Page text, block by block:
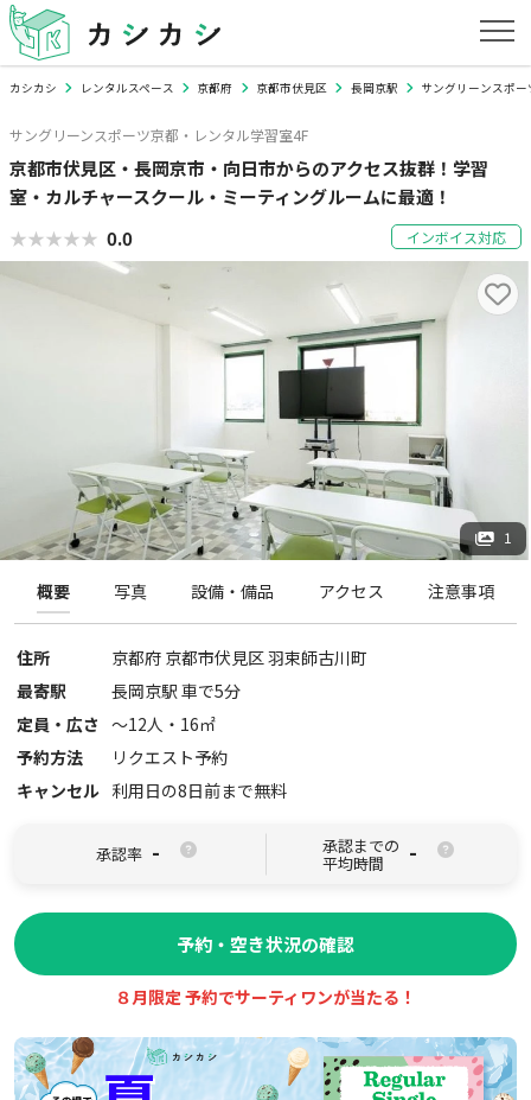
カシカシ レンタルスペース 京都府 京都市伏見区 長岡京駅 サングリーンスポ
サングリーンスポーツ京都・レンタル学習室4F
京都市伏見区・長岡京市・向日市からのアクセス抜群！学習
室・カルチャースクール・ミーティングルームに最適！
★★★★★
★★★★★ 0.0 インボイス対応
1
概要 写真 設備・備品 アクセス 注意事項
住所 京都府 京都市伏見区羽束師古川町
最寄駅
長岡京駅 車で5分
定員・広さ 〜12人・ 16㎡
予約方法
リクエスト予約
キャンセル 利用日の8日前まで無料
承認率 - 承認までの
平均時間 -
予約・空き状況の確認
８月限定 予約でサーティワンが当たる！